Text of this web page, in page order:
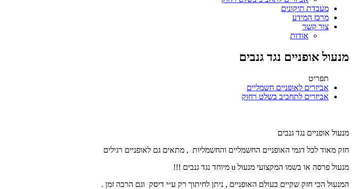
מעבדת תיקונים
מרכז המידע
צור קשר
אודות
מנעול אופניים נגד גנבים
תפריט
אביזרים לאופניים חשמליים
אביזרים לתחביב בשלט רחוק
מנעול אופניים נגד גנבים
חזק מאוד לכל דגמי האופניים החשמליים והחשמליות , מתאים גם לאופניים רגילים
מנעול פרסה או בשמו המקצועי מנעול u מיוחד נגד גנבים !!!
המנעול הכי חזק שקיים בעולם האופניים , ניתן לחיתוך רק ע״י דיסק וגם הרבה זמן .